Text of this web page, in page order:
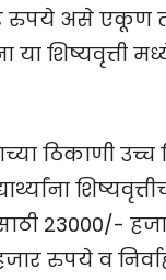
रुपये असे एकूण
या शिष्यवृत्ती
ठिकाणी
23000/-
रुपये व